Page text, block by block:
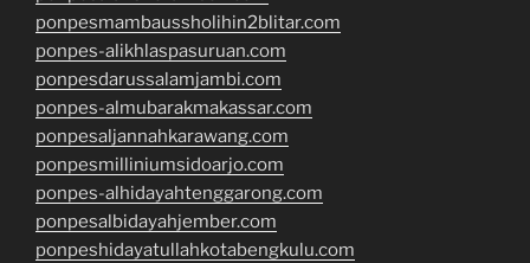
ponpesmambaussholihin2blitar.com
ponpes-alikhlaspasuruan.com
ponpesdarussalamjambi.com
ponpes-almubarakmakassar.com
ponpesaljannahkarawang.com
ponpesmilliniumsidoarjo.com
ponpes-alhidayahtenggarong.com
ponpesalbidayahjember.com
ponpeshidayatullahkotabengkulu.com